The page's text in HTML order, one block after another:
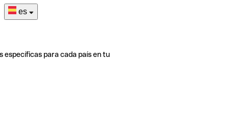
es
específicas para cada país en tu